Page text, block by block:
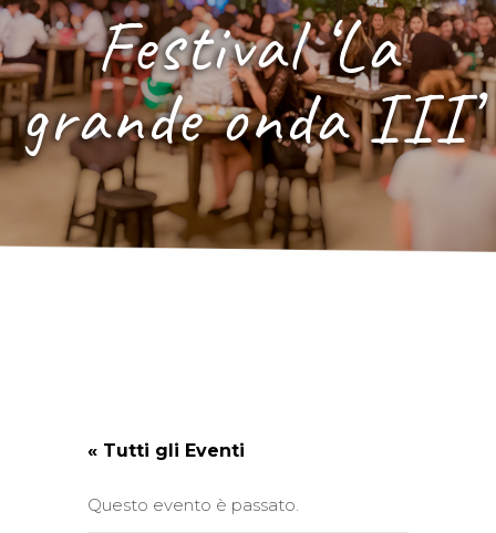
Festival ‘La
grande onda III’
« Tutti gli Eventi
Questo evento è passato.